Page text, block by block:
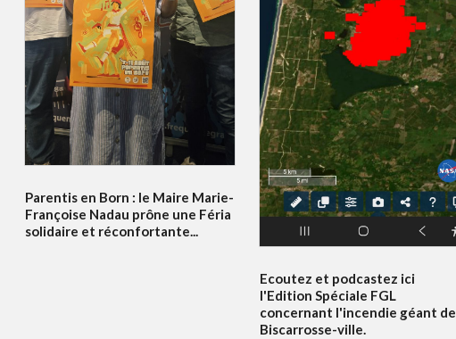
Parentis en Born : le Maire Marie-
Françoise Nadau prône une Féria
solidaire et réconfortante...
Ecoutez et podcastez ici
l'Edition Spéciale FGL
concernant l'incendie géant de
Biscarrosse-ville.